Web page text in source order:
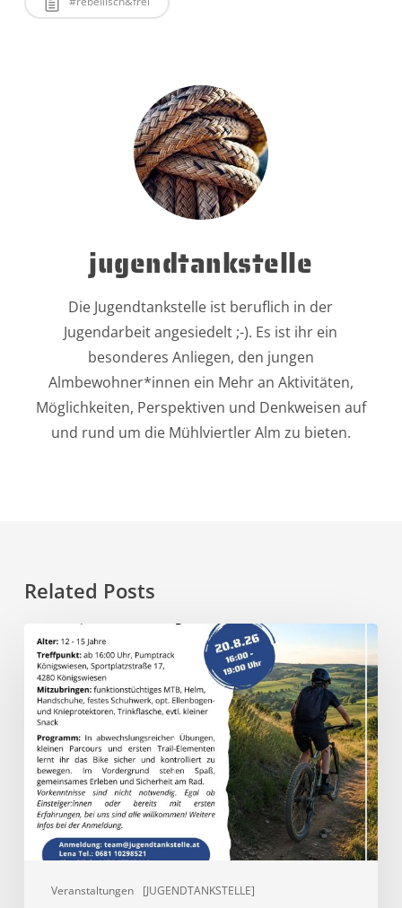
jugendtankstelle
Die Jugendtankstelle ist beruflich in der
Jugendarbeit angesiedelt ;-). Es ist ihr ein
besonderes Anliegen, den jungen
Almbewohner*innen ein Mehr an Aktivitäten,
Möglichkeiten, Perspektiven und Denkweisen auf
und rund um die Mühlviertler Alm zu bieten.
Related Posts
Veranstaltungen [JUGENDTANKSTELLE]
Trail
Vibes
MTB-
Kurs